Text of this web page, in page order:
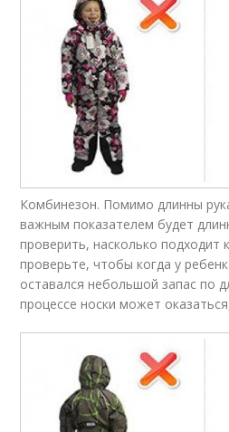
Комбинезон. Помимо длинны
важным показателем будет
проверить, насколько подходит
проверьте, чтобы когда у
оставался небольшой запас по
процессе носки может